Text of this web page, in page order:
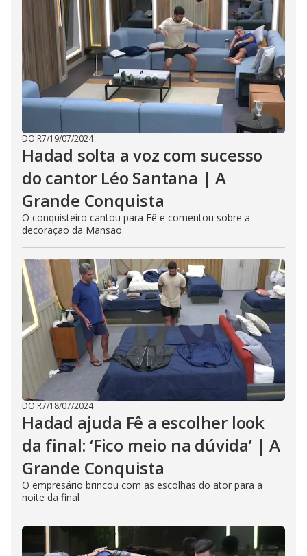
DO R7/19/07/2024
Hadad solta a voz com sucesso
do cantor Léo Santana | A
Grande Conquista
O conquisteiro cantou para Fê e comentou sobre a
decoração da Mansão
DO R7/18/07/2024
Hadad ajuda Fê a escolher look
da final: ‘Fico meio na dúvida’ | A
Grande Conquista
O empresário brincou com as escolhas do ator para a
noite da final